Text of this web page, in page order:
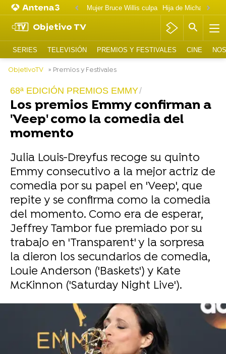
Mujer Bruce Willis culpa
Objetivo TV
SERIES TELEVISIÓN PREMIOS Y FESTIVALES CINE
ObjetivoTV » Premios y Festivales
68ª EDICIÓN PREMIOS EMMY
Los premios Emmy confirman a
'Veep' como la comedia del
momento
Julia Louis-Dreyfus recoge su quinto
Emmy consecutivo a la mejor actriz de
comedia por su papel en 'Veep', que
repite y se confirma como la comedia
del momento. Como era de esperar,
Jeffrey Tambor fue premiado por su
trabajo en 'Transparent' y la sorpresa
la dieron los secundarios de comedia,
Louie Anderson ('Baskets') y Kate
McKinnon ('Saturday Night Live').
-